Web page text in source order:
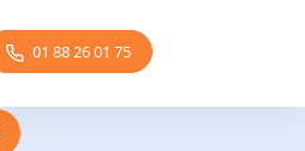
01 88 26 01 75